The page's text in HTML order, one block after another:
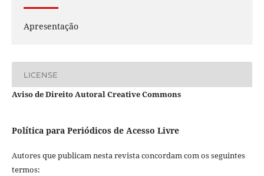
Apresentação
LICENSE
Aviso de Direito Autoral Creative Commons
Política para Periódicos de Acesso Livre
Autores que publicam nesta revista concordam com os seguintes
termos: